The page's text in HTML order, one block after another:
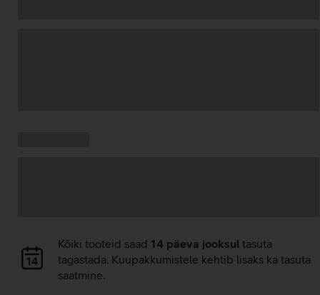
Andmete
laadimine
Kõiki tooteid saad 14 päeva jooksul tasuta
tagastada. Kuupakkumistele kehtib lisaks ka tasuta
saatmine.